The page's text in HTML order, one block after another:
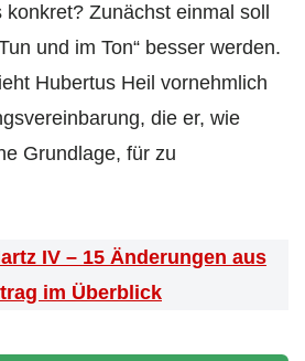
Zunächst einmal soll
und im Ton“ besser werden.
Hubertus Heil vornehmlich
die er, wie
Grundlage, für zu
IV – 15 Änderungen aus
im Überblick